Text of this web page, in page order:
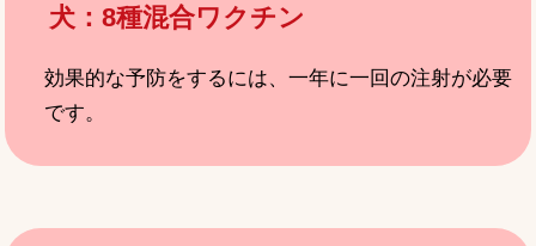
犬：8種混合ワクチン
効果的な予防をするには、一年に一回の注射が必要
です。